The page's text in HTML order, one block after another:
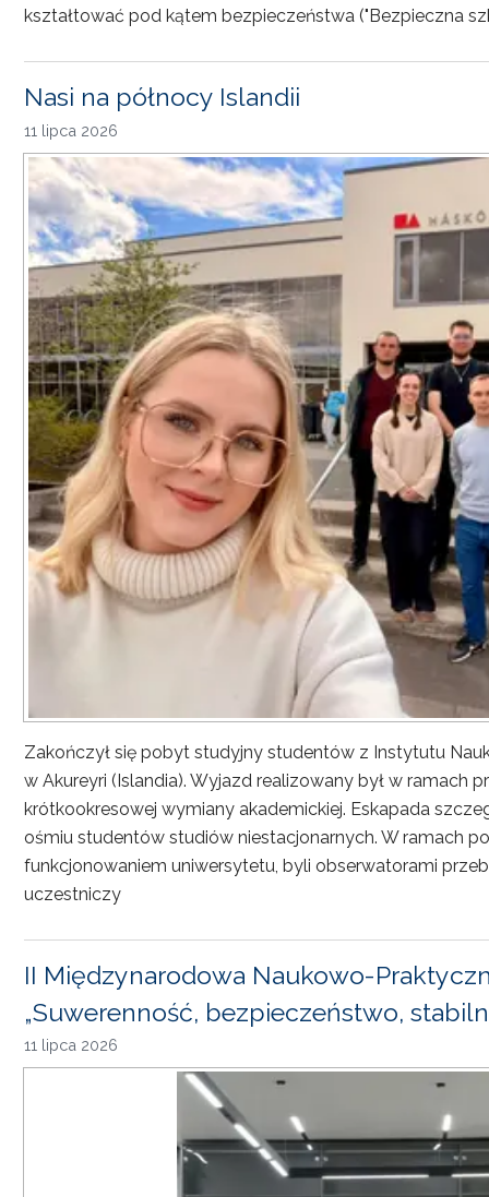
kształtować pod kątem bezpieczeństwa ("Bezpieczna
Nasi na północy Islandii
11 lipca 2026
Zakończył się pobyt studyjny studentów z Instytutu
w Akureyri (Islandia). Wyjazd realizowany był w ramach
krótkookresowej wymiany akademickiej. Eskapada
ośmiu studentów studiów niestacjonarnych. W ramach
funkcjonowaniem uniwersytetu, byli obserwatorami
uczestniczy
II Międzynarodowa Naukowo-
„Suwerenność, bezpieczeństwo,
11 lipca 2026